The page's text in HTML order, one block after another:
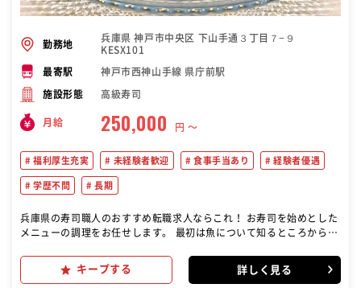
勤務地
兵庫県 神戸市中央区 下山手通３丁目７−９
KESX101
最寄駅 神戸市西神山手線 県庁前駅
施設形態 高級寿司
月給 250,000 円 〜
福利厚生充実 未経験者歓迎 食事手当あり 経験者優遇
学歴不問 長期
兵庫県の寿司職人のおすすめ転職求人ならこれ！ お寿司を始めとした
メニューの調理をお任せします。 最初は魚について知るところからス
司職人に育て上げます。
キープする 詳しく見る